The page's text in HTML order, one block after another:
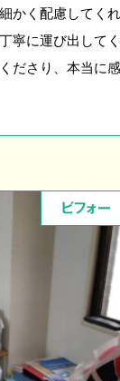
かく配慮してく
寧に運び出して
ださり、本当に
ビフォー